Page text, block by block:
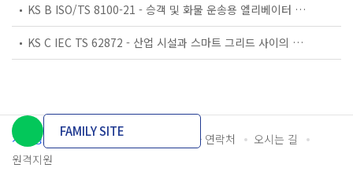
KS B ISO/TS 8100-21 - 승객 및 화물 운송용 엘리베이터 —제21부: 세계공통 필수안전요건(GESRs)을 충족하는 세계공통 안전 파라미터(GSPs)
KS C IEC TS 62872 - 산업 시설과 스마트 그리드 사이의 산업 공정 측정, 제어 및 자동화 시스템 인터페이스
개인정보처리방침 이용약관 담당자 연락처
오시는 길
원격지원
FAMILY SITE